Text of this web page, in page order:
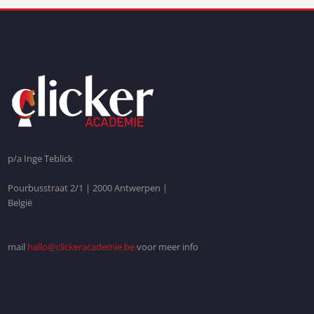
p/a Inge Teblick
Pourbusstraat 2/1 | 2000 Antwerpen |
België
mail hallo@clickeracademie.bevoor meer info